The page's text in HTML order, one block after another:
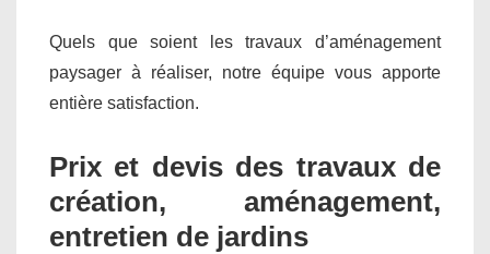
Quels que soient les travaux d’aménagement
paysager à réaliser, notre équipe vous apporte
entière satisfaction.
Prix et devis des travaux de
création, aménagement,
entretien de jardins